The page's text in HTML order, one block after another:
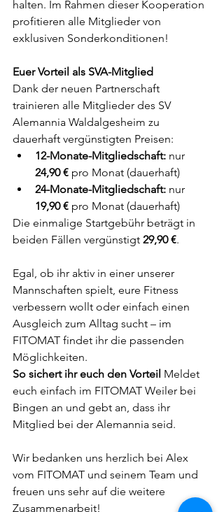
halten. Im Rahmen dieser Kooperation
profitieren alle Mitglieder von
exklusiven Sonderkonditionen!
Euer Vorteil als SVA-Mitglied
Dank der neuen Partnerschaft
trainieren alle Mitglieder des SV
Alemannia Waldalgesheim zu
dauerhaft vergünstigten Preisen:
12-Monate-Mitgliedschaft: nur
24,90 € pro Monat (dauerhaft)
24-Monate-Mitgliedschaft: nur
19,90 € pro Monat (dauerhaft)
Die einmalige Startgebühr beträgt in
beiden Fällen vergünstigt 29,90 €.
Egal, ob ihr aktiv in einer unserer
Mannschaften spielt, eure Fitness
verbessern wollt oder einfach einen
Ausgleich zum Alltag sucht – im
FITOMAT findet ihr die passenden
Möglichkeiten.
So sichert ihr euch den Vorteil Meldet
euch einfach im FITOMAT Weiler bei
Bingen an und gebt an, dass ihr
Mitglied bei der Alemannia seid.
Wir bedanken uns herzlich bei Alex
vom FITOMAT und seinem Team und
freuen uns sehr auf die weitere
Zusammenarbeit!